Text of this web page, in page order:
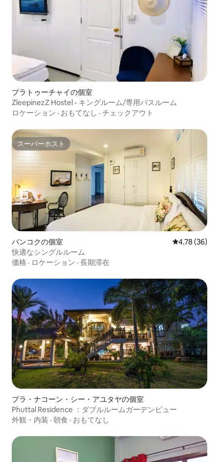
プラトゥーチャイの個室
ZleepinezZ Hostel - キングルーム/専用バスルーム
ロケーション · おもてなし · チェックアウト
スーパーホスト
スーパーホスト
バンコクの個室 レビュー36
4.78 (36)
快適なシングルルーム
価格 · ロケーション · 長期滞在
プラ・ナコーン・シー・アユタヤの個室
Phuttal Residence ：ダブルルームガーデンビュー
外観・内装 · 朝食 · おもてなし